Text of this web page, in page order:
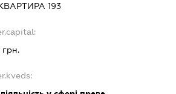
193